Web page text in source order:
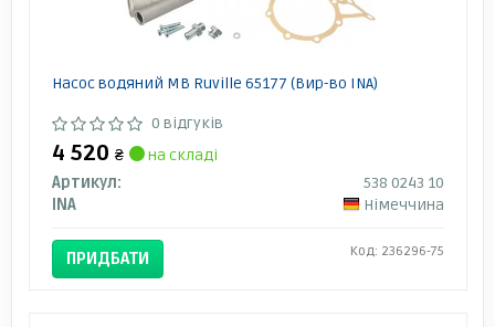
Насос водяний MB Ruville 65177 (Вир-во INA)
0 відгуків
4 520 ₴
на складі
Артикул:
538 0243 10
INA
Німеччина
ПРИДБАТИ Код: 236296-75